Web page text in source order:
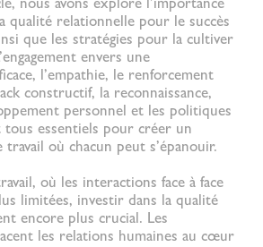
nous avons exploré l’importance
qualité relationnelle pour le succès
que les stratégies pour la cultiver
envers une
l’empathie, le renforcement
constructif, la reconnaissance,
personnel et les politiques
tous essentiels pour créer un
où chacun peut s’épanouir.
où les interactions face à face
limitées, investir dans la qualité
encore plus crucial. Les
les relations humaines au cœur